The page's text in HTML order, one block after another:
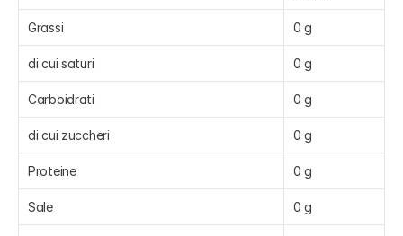
Grassi 0 g
di cui saturi 0 g
Carboidrati 0 g
di cui zuccheri 0 g
Proteine 0 g
Sale 0 g